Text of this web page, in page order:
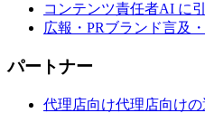
コンテンツ責任者AI に
広報・PRブランド言及
パートナー
代理店向け代理店向け